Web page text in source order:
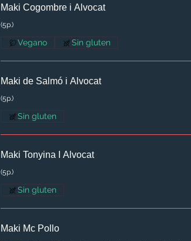
Maki Cogombre i Alvocat
(5p.)
Vegano Sin gluten
Maki de Salmó i Alvocat
(5p.)
Sin gluten
Maki Tonyina I Alvocat
(5p.)
Sin gluten
Maki Mc Pollo